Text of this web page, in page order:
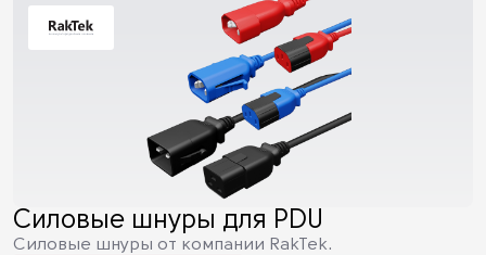
Силовые шнуры для PDU
Силовые шнуры от компании RakTek.